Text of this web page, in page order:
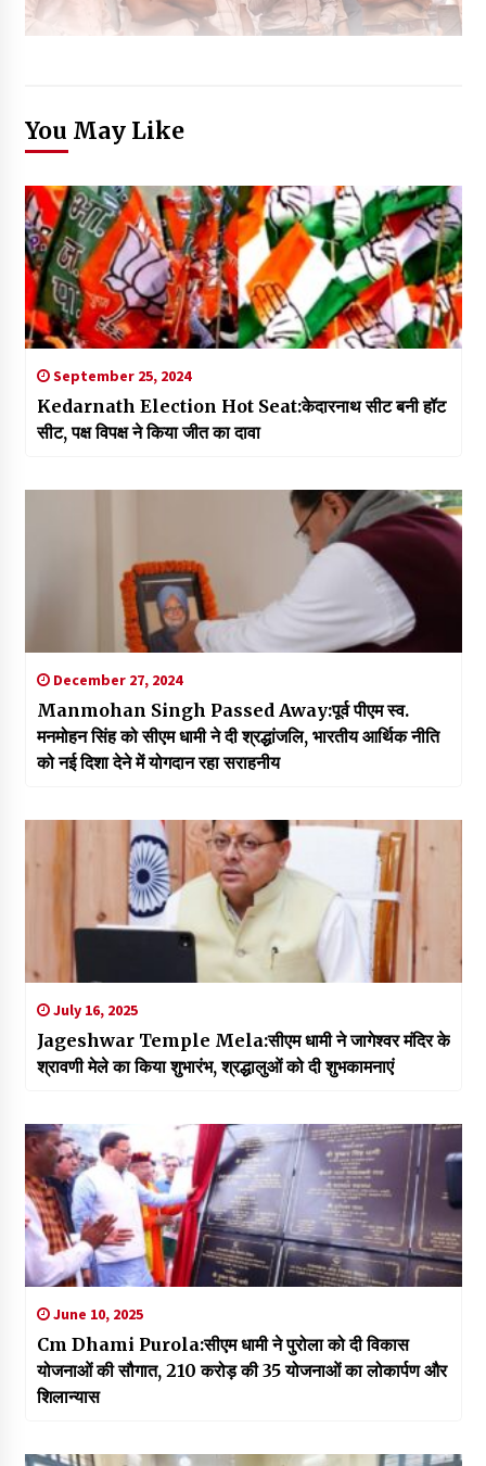
You May Like
September 25, 2024
Kedarnath Election Hot Seat:केदारनाथ सीट बनी हॉट
सीट, पक्ष विपक्ष ने किया जीत का दावा
December 27, 2024
Manmohan Singh Passed Away:पूर्व पीएम स्व.
मनमोहन सिंह को सीएम धामी ने दी श्रद्धांजलि, भारतीय आर्थिक नीति
को नई दिशा देने में योगदान रहा सराहनीय
July 16, 2025
Jageshwar Temple Mela:सीएम धामी ने जागेश्वर मंदिर के
श्रावणी मेले का किया शुभारंभ, श्रद्धालुओं को दी शुभकामनाएं
June 10, 2025
Cm Dhami Purola:सीएम धामी ने पुरोला को दी विकास
योजनाओं की सौगात, ₹210 करोड़ की 35 योजनाओं का लोकार्पण और
शिलान्यास